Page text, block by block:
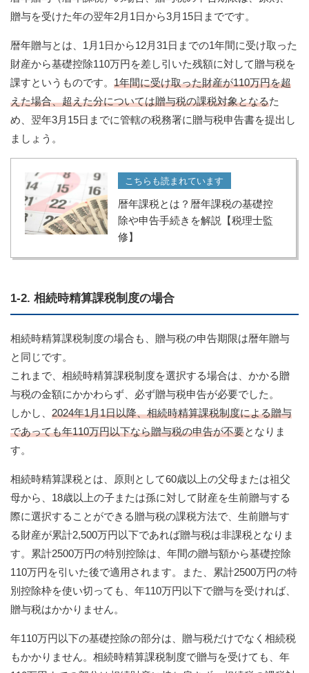
贈与を受けた年の翌年2月1日から3月15日までです。
暦年贈与とは、1月1日から12月31日までの1年間に受け取った
財産から基礎控除110万円を差し引いた残額に対して贈与税を
課すというものです。 1年間に受け取った財産が110万円を超
えた場合、超えた分については贈与税の課税対象となるた
め、翌年3月15日までに管轄の税務署に贈与税申告書を提出し
ましょう。
こちらも読まれています
暦年課税とは？暦年課税の基礎控
除や申告手続きを解説【税理士監
修】
1-2. 相続時精算課税制度の場合
相続時精算課税制度の場合も、贈与税の申告期限は暦年贈与
と同じです。
これまで、相続時精算課税制度を選択する場合は、かかる贈
与税の金額にかかわらず、必ず贈与税申告が必要でした。
しかし、 2024年1月1日以降、相続時精算課税制度による贈与
であっても年110万円以下なら贈与税の申告が不要となりま
す。
相続時精算課税とは、原則として60歳以上の父母または祖父
母から、18歳以上の子または孫に対して財産を生前贈与する
際に選択することができる贈与税の課税方法で、生前贈与す
る財産が累計2,500万円以下であれば贈与税は非課税となりま
す。累計2500万円の特別控除は、年間の贈与額から基礎控除
110万円を引いた後で適用されます。また、累計2500万円の特
別控除枠を使い切っても、年110万円以下で贈与を受ければ、
贈与税はかかりません。
年110万円以下の基礎控除の部分は、贈与税だけでなく相続税
もかかりません。相続時精算課税制度で贈与を受けても、年